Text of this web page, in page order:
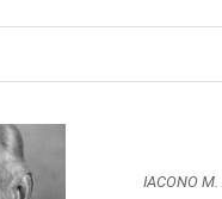
IACONO M.